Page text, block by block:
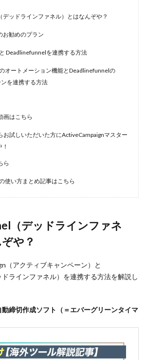
ッドラインファネル）とはなんぞや？
勧めのプラン
Deadlinefunnelを連携する方法
オートメーション機能とDeadlinefunnelの
を連携する方法
画はこちら
お試しいただいた方にActiveCampaignマスター
ら
使い方まとめ記事はこちら
（デッドラインファネ
や？
（アクティブキャンペーン）と
ラインファネル）を連携する方法を解説し
動締切作成ソフト（＝エバーグリーンタイマ